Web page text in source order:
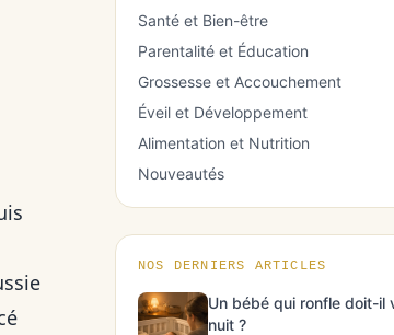
Santé et Bien-être
Parentalité et Éducation
Grossesse et Accouchement
Éveil et Développement
Alimentation et Nutrition
Nouveautés
NOS DERNIERS ARTICLES
Un bébé qui ronfle doit-il
nuit ?